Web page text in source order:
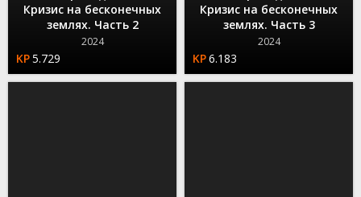
Кризис на бесконечных
землях. Часть 2
2024
5.729
Кризис на бесконечных
землях. Часть 3
2024
6.183